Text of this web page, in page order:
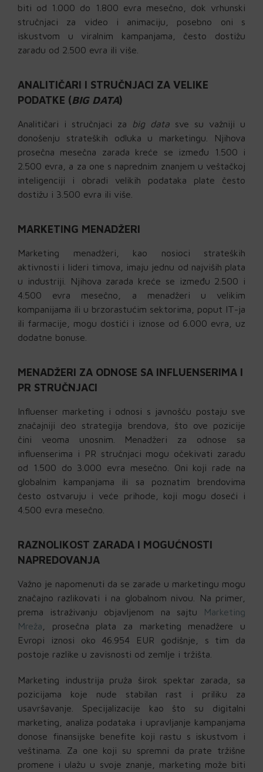
biti od 1.000 do 1.800 evra mesečno, dok vrhunski
stručnjaci za video i animaciju, posebno oni s
iskustvom u viralnim kampanjama, često dostižu
zaradu od 2.500 evra ili više.
ANALITIČARI I STRUČNJACI ZA VELIKE
PODATKE (BIG DATA)
Analitičari i stručnjaci za big data sve su važniji u
donošenju strateških odluka u marketingu. Njihova
prosečna mesečna zarada kreće se između 1.500 i
2.500 evra, a za one s naprednim znanjem u veštačkoj
inteligenciji i obradi velikih podataka plate često
dostižu i 3.500 evra ili više.
MARKETING MENADŽERI
Marketing menadžeri, kao nosioci strateških
aktivnosti i lideri timova, imaju jednu od najviših plata
u industriji. Njihova zarada kreće se između 2.500 i
4.500 evra mesečno, a menadžeri u velikim
kompanijama ili u brzorastućim sektorima, poput IT-ja
ili farmacije, mogu dostići i iznose od 6.000 evra, uz
dodatne bonuse.
MENADŽERI ZA ODNOSE SA INFLUENSERIMA I
PR STRUČNJACI
Influenser marketing i odnosi s javnošću postaju sve
značajniji deo strategija brendova, što ove pozicije
čini veoma unosnim. Menadžeri za odnose sa
influenserima i PR stručnjaci mogu očekivati zaradu
od 1.500 do 3.000 evra mesečno. Oni koji rade na
globalnim kampanjama ili sa poznatim brendovima
često ostvaruju i veće prihode, koji mogu doseći i
4.500 evra mesečno.
RAZNOLIKOST ZARADA I MOGUĆNOSTI
NAPREDOVANJA
Važno je napomenuti da se zarade u marketingu mogu
značajno razlikovati i na globalnom nivou. Na primer,
prema istraživanju objavljenom na sajtu
Marketing
Mreža , prosečna plata za marketing menadžere u
Evropi iznosi oko 46.954 EUR godišnje, s tim da
postoje razlike u zavisnosti od zemlje i tržišta.
Marketing industrija pruža širok spektar zarada, sa
pozicijama koje nude stabilan rast i priliku za
usavršavanje. Specijalizacije kao što su digitalni
marketing, analiza podataka i upravljanje kampanjama
donose finansijske benefite koji rastu s iskustvom i
veštinama. Za one koji su spremni da prate tržišne
promene i ulažu u svoje znanje, marketing može biti